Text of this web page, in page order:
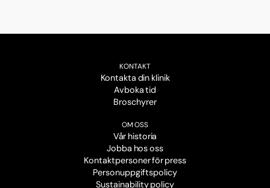
KONTAKT
Kontakta din klinik
Avboka tid
Broschyrer
OM OSS
Vår historia
Jobba hos oss
Kontaktpersoner för press
Personuppgiftspolicy
Sustainability policy